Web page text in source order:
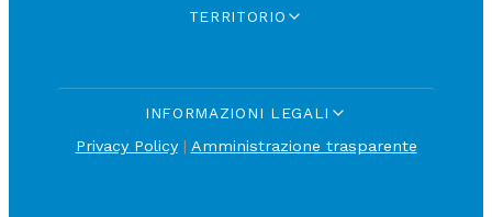
TERRITORIO
INFORMAZIONI LEGALI
Privacy Policy| Amministrazione trasparente